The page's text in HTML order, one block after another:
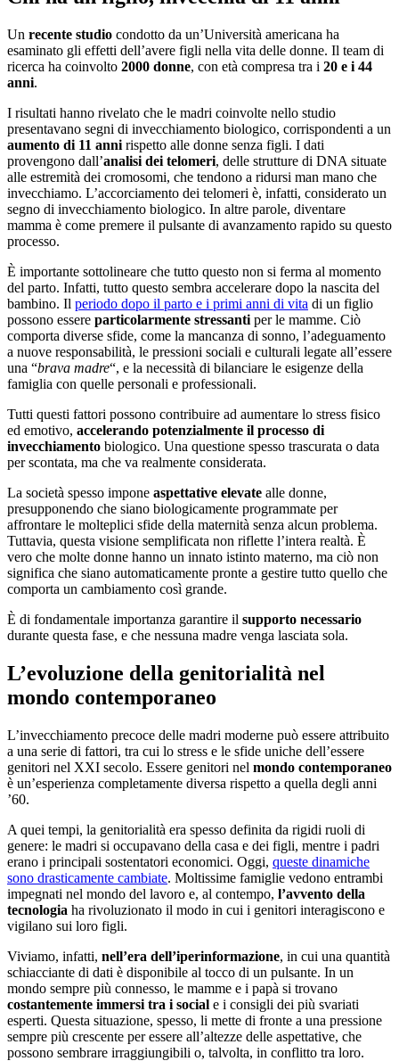
Un recente studio condotto da un’Università americana ha
esaminato gli effetti dell’avere figli nella vita delle donne. Il team di
ricerca ha coinvolto 2000 donne, con età compresa tra i 20 e i 44
anni.
I risultati hanno rivelato che le madri coinvolte nello studio
presentavano segni di invecchiamento biologico, corrispondenti a un
aumento di 11 anni rispetto alle donne senza figli. I dati
provengono dall’analisi dei telomeri, delle strutture di DNA situate
alle estremità dei cromosomi, che tendono a ridursi man mano che
invecchiamo. L’accorciamento dei telomeri è, infatti, considerato un
segno di invecchiamento biologico. In altre parole, diventare
mamma è come premere il pulsante di avanzamento rapido su questo
processo.
È importante sottolineare che tutto questo non si ferma al momento
del parto. Infatti, tutto questo sembra accelerare dopo la nascita del
bambino. Il periodo dopo il parto e i primi anni di vita di un figlio
possono essere particolarmente stressanti per le mamme. Ciò
comporta diverse sfide, come la mancanza di sonno, l’adeguamento
a nuove responsabilità, le pressioni sociali e culturali legate all’essere
una “brava madre“, e la necessità di bilanciare le esigenze della
famiglia con quelle personali e professionali.
Tutti questi fattori possono contribuire ad aumentare lo stress fisico
ed emotivo, accelerando potenzialmente il processo di
invecchiamento biologico. Una questione spesso trascurata o data
per scontata, ma che va realmente considerata.
La società spesso impone aspettative elevate alle donne,
presupponendo che siano biologicamente programmate per
affrontare le molteplici sfide della maternità senza alcun problema.
Tuttavia, questa visione semplificata non riflette l’intera realtà. È
vero che molte donne hanno un innato istinto materno, ma ciò non
significa che siano automaticamente pronte a gestire tutto quello che
comporta un cambiamento così grande.
È di fondamentale importanza garantire il supporto necessario
durante questa fase, e che nessuna madre venga lasciata sola.
L’evoluzione della genitorialità nel
mondo contemporaneo
L’invecchiamento precoce delle madri moderne può essere attribuito
a una serie di fattori, tra cui lo stress e le sfide uniche dell’essere
genitori nel XXI secolo. Essere genitori nel mondo contemporaneo
è un’esperienza completamente diversa rispetto a quella degli anni
’60.
A quei tempi, la genitorialità era spesso definita da rigidi ruoli di
genere: le madri si occupavano della casa e dei figli, mentre i padri
erano i principali sostentatori economici. Oggi, queste dinamiche
sono drasticamente cambiate. Moltissime famiglie vedono entrambi
impegnati nel mondo del lavoro e, al contempo, l’avvento della
tecnologia ha rivoluzionato il modo in cui i genitori interagiscono e
vigilano sui loro figli.
Viviamo, infatti, nell’era dell’iperinformazione, in cui una quantità
schiacciante di dati è disponibile al tocco di un pulsante. In un
mondo sempre più connesso, le mamme e i papà si trovano
costantemente immersi tra i social e i consigli dei più svariati
esperti. Questa situazione, spesso, li mette di fronte a una pressione
sempre più crescente per essere all’altezze delle aspettative, che
possono sembrare irraggiungibili o, talvolta, in conflitto tra loro.